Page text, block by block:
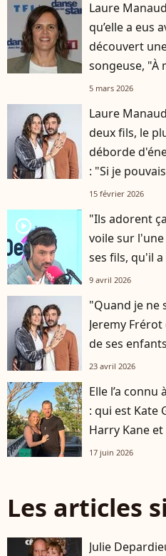
Laure
qu’elle a eus
découvert
songeuse,
5 mars 2026
Laure
deux fils, le
déborde
: "Si je
15 février 2026
player2
"Ils adorent
voile sur
ses fils, qu'il
9 avril 2026
"Quand je ne
Jeremy
de ses
23 avril 2026
Elle l’a connu
: qui est Kate
Harry Kane
17 juin 2026
Les articles
Julie